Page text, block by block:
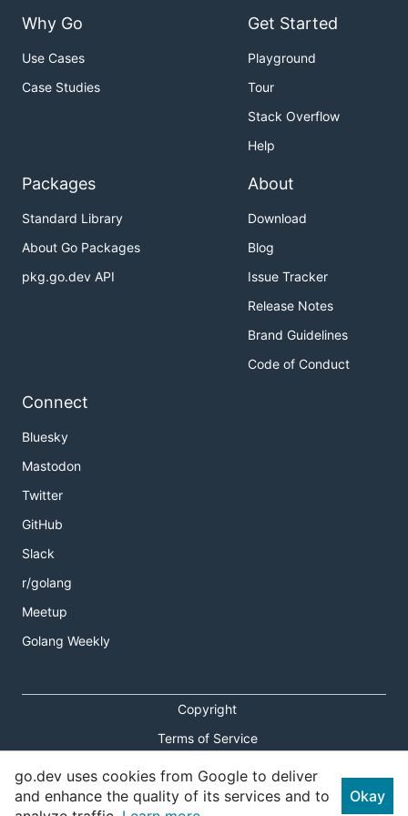
Why Go
Use Cases
Case Studies
Get Started
Playground
Tour
Stack Overflow
Help
Packages
Standard Library
About Go Packages
pkg.go.dev API
About
Download
Blog
Issue Tracker
Release Notes
Brand Guidelines
Code of Conduct
Connect
Bluesky
Mastodon
Twitter
GitHub
Slack
r/golang
Meetup
Golang Weekly
Copyright
Terms of Service
Privacy Policy
Report an Issue
go.dev uses cookies from Google to deliver
and enhance the quality of its services and to
Okay